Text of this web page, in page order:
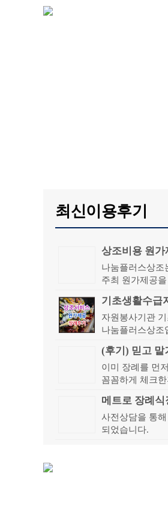
최신이용후기
나눔플러스상조
주최 원가제공
기초생활수급
자원봉사기관
나눔플러스상조
(후기) 믿고 맡
이미 장례를 먼
꼼꼼하게 체크
메트로 장례식
사전상담을 통
되었습니다.